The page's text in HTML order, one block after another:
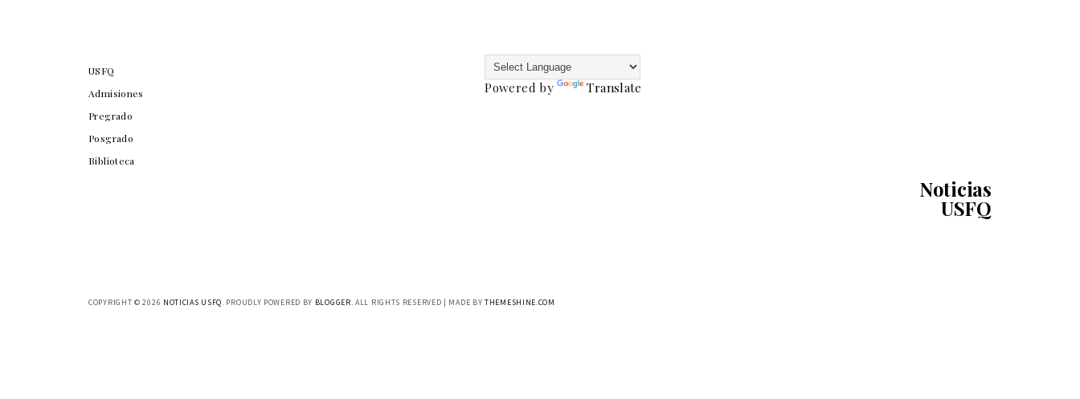
USFQ
Admisiones
Pregrado
Posgrado
Biblioteca
Powered by Translate
Noticias
USFQ
COPYRIGHT ©2026 NOTICIAS USFQ. PROUDLY POWERED BY BLOGGER. ALL RIGHTS RESERVED | MADE BYTHEMESHINE.COM